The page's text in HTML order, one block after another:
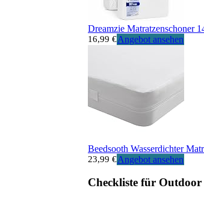
Dreamzie Matratzenschoner
16,99 €Angebot ansehen
Beedsooth Wasserdichter
23,99 €Angebot ansehen
Checkliste für